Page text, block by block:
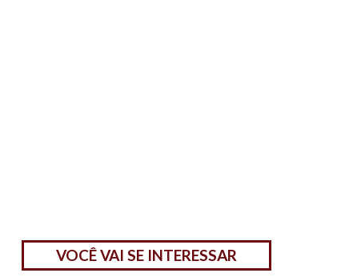
VOCÊ VAI SE INTERESSAR